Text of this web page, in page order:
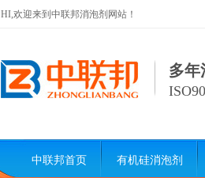
HI,欢迎来到中联邦消泡剂网站！
多年
中联邦首页 有机硅消泡剂